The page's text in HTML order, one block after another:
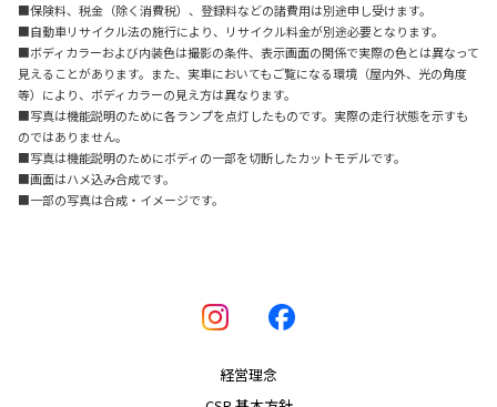
■保険料、税金（除く消費税）、登録料などの諸費用は別途申し受けます。
■自動車リサイクル法の施行により、リサイクル料金が別途必要となります。
■ボディカラーおよび内装色は撮影の条件、表示画面の関係で実際の色とは異なって
見えることがあります。また、実車においてもご覧になる環境（屋内外、光の角度
等）により、ボディカラーの見え方は異なります。
■写真は機能説明のために各ランプを点灯したものです。実際の走行状態を示すも
のではありません。
■写真は機能説明のためにボディの一部を切断したカットモデルです。
■画面はハメ込み合成です。
■一部の写真は合成・イメージです。
経営理念